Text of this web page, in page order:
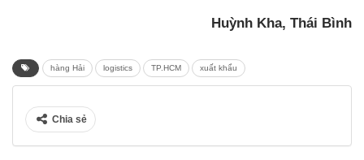
Huỳnh Kha, Thái Bình
hàng Hải logistics TP.HCM xuất khẩu
Chia sẻ